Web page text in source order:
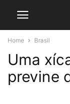
Home Brasil
Uma
previne